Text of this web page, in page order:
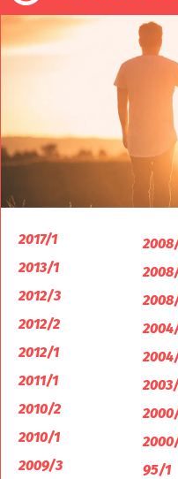
2017/1
2013/1
2012/3
2012/2
2012/1
2011/1
2010/2
2010/1
2009/3
95/1